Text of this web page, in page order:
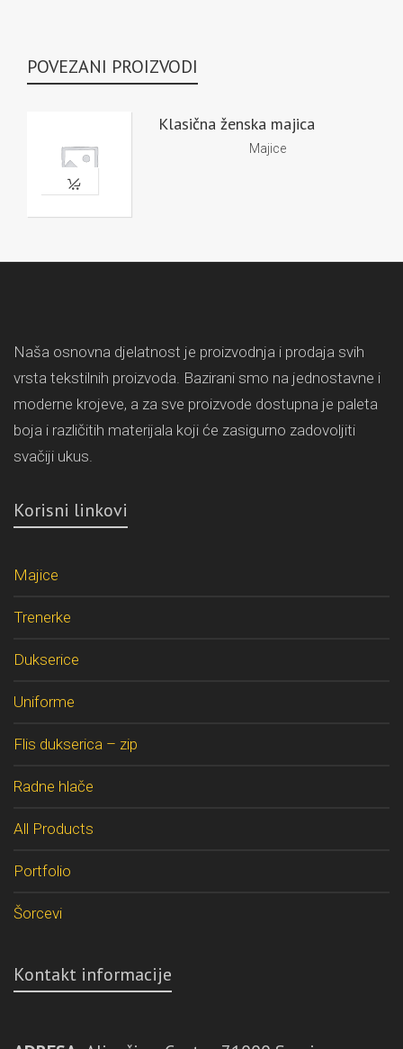
POVEZANI PROIZVODI
Klasična ženska majica
Majice
Naša osnovna djelatnost je proizvodnja i prodaja svih
vrsta tekstilnih proizvoda. Bazirani smo na jednostavne i
moderne krojeve, a za sve proizvode dostupna je paleta
boja i različitih materijala koji će zasigurno zadovoljiti
svačiji ukus.
Korisni linkovi
Majice
Trenerke
Dukserice
Uniforme
Flis dukserica – zip
Radne hlače
All Products
Portfolio
Šorcevi
Kontakt informacije